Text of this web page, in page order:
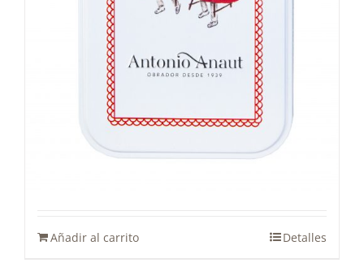
Lata Polvorones Los gigantes
Añadir al carrito Detalles